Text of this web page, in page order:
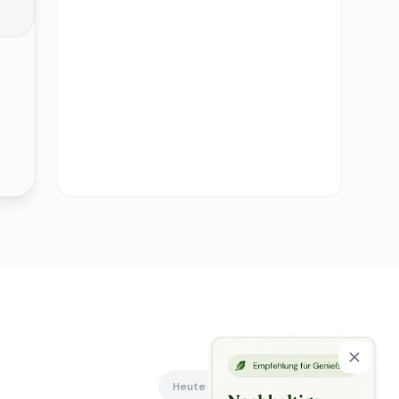
Heute offen